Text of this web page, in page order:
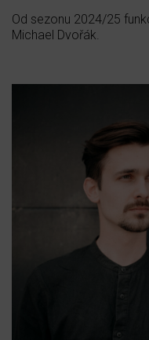
Od sezonu 2024/25
Michael Dvořák.